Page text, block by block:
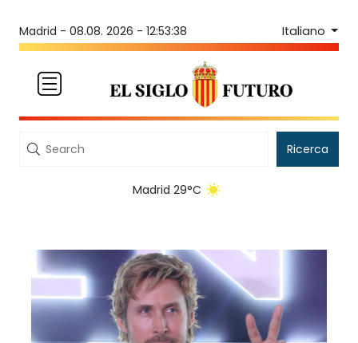
Madrid - 08.08. 2026 - 12:53:38 Italiano
Ricerca
Madrid 29°C